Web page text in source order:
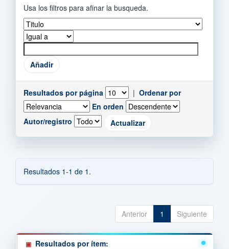
Usa los filtros para afinar la busqueda.
Resultados por página | Ordenar por
En orden
Autor/registro
Resultados 1-1 de 1.
Anterior 1 Siguiente
Resultados por ítem: